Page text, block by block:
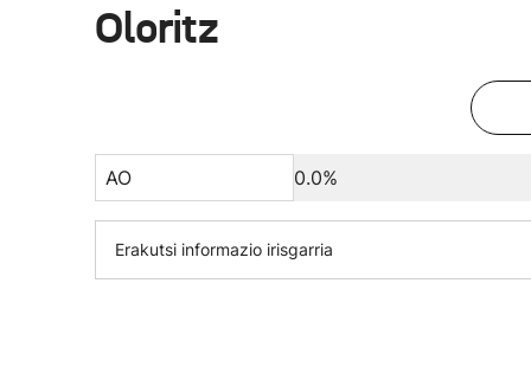
Oloritz
AO 0.0%
Erakutsi informazio irisgarria